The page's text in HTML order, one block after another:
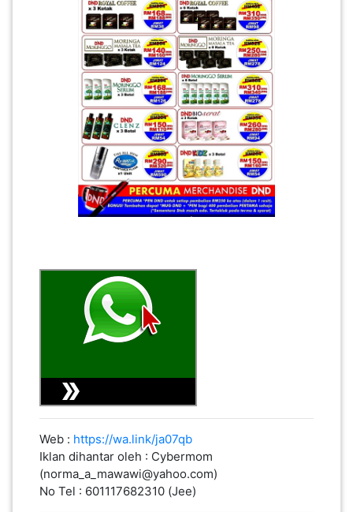
Web : https://wa.link/ja07qb
Iklan dihantar oleh : Cybermom
(norma_a_mawawi@yahoo.com)
No Tel : 601117682310 (Jee)
PAHANG(13)
KELANTAN(22)
SEMBILAN(10)
TERENGGANU(12)
SARAWAK(2)
JOHOR(8)